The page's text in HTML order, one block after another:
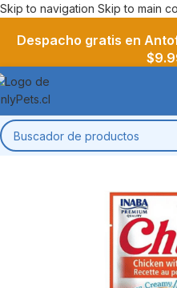
Skip to navigation Skip to main
Despacho gratis en